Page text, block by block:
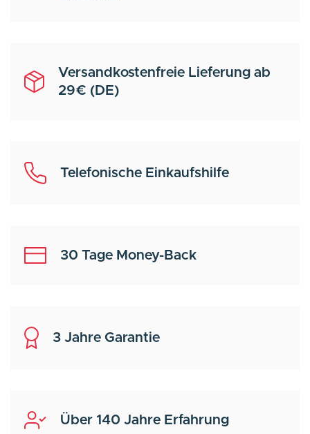
Versandkostenfreie Lieferung ab
29€ (DE)
Telefonische Einkaufshilfe
30 Tage Money-Back
3 Jahre Garantie
Über 140 Jahre Erfahrung